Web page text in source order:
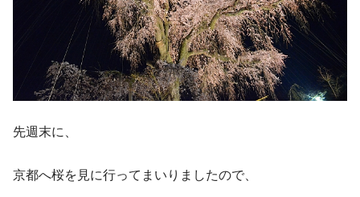
先週末に、
京都へ桜を見に行ってまいりましたので、